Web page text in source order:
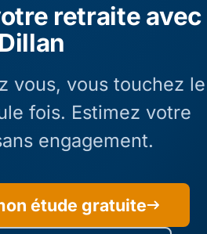
retraite avec
Dillan
vous, vous touchez le
fois. Estimez votre
engagement.
étude gratuite